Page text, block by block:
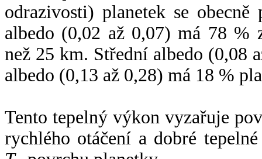
odrazivosti) planetek se
albedo (0,02 až 0,07) má 78 %
než 25 km. Střední albedo (0,08
albedo (0,13 až 0,28) má 18 %
Tento tepelný výkon vyzařuje
rychlého otáčení a dobré